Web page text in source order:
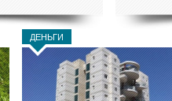
ДЕНЬГИ